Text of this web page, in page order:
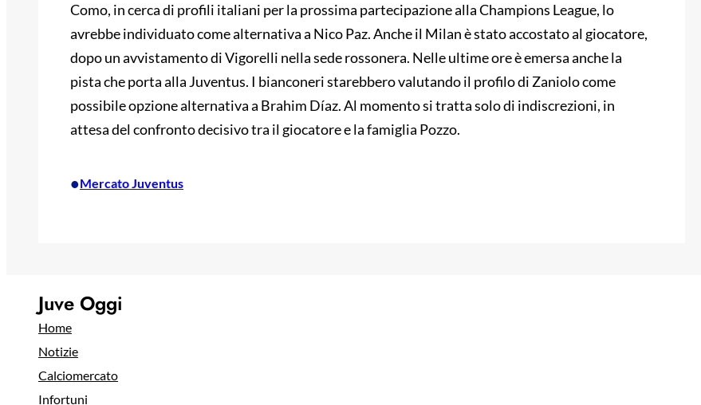
Como, in cerca di profili italiani per la prossima partecipazione alla Champions League, lo
avrebbe individuato come alternativa a Nico Paz. Anche il Milan è stato accostato al giocatore,
dopo un avvistamento di Vigorelli nella sede rossonera. Nelle ultime ore è emersa anche la
pista che porta alla Juventus. I bianconeri starebbero valutando il profilo di Zaniolo come
possibile opzione alternativa a Brahim Díaz. Al momento si tratta solo di indiscrezioni, in
attesa del confronto decisivo tra il giocatore e la famiglia Pozzo.
•Mercato Juventus
Juve Oggi
Home
Notizie
Calciomercato
Infortuni